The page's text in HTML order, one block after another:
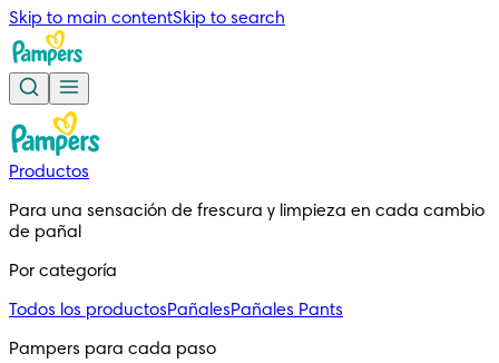
Skip to main contentSkip to search
Productos
Para una sensación de frescura y limpieza en cada cambio
de pañal
Por categoría
Todos los productosPañalesPañales Pants
Pampers para cada paso